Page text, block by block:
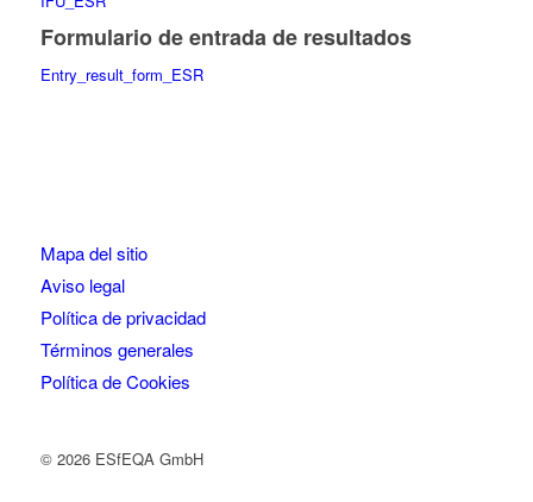
Formulario de entrada de resultados
Entry_result_form_ESR
Mapa del sitio
Aviso legal
Política de privacidad
Términos generales
Política de Cookies
© 2026 ESfEQA GmbH